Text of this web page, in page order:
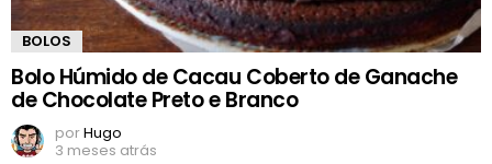
BOLOS
Bolo Húmido de Cacau Coberto de Ganache
de Chocolate Preto e Branco
porHugo
3 meses atrás